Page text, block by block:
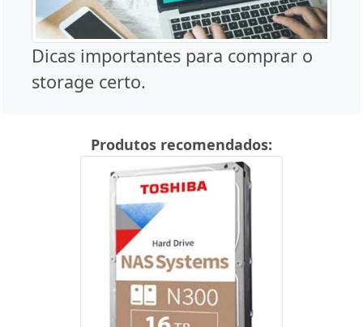
Dicas importantes para comprar o
storage certo.
Produtos recomendados: